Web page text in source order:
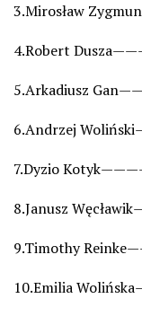
3.Mirosław
4.Robert
5.Arkadiusz
6.Andrzej
7.Dyzio
8.Janusz
9.Timothy
10.Emilia